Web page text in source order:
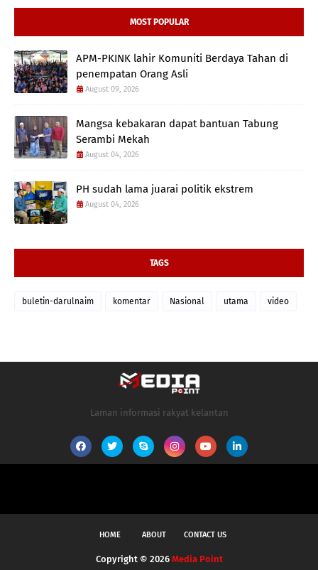
MOST POPULAR
APM-PKINK lahir Komuniti Berdaya Tahan di
penempatan Orang Asli
August 09, 2026
Mangsa kebakaran dapat bantuan Tabung
Serambi Mekah
August 04, 2026
PH sudah lama juarai politik ekstrem
August 04, 2026
TAGS
buletin-darulnaim komentar Nasional utama video
Laman informasi rakyat kelantan
HOME ABOUT CONTACT US
Copyright © 2026 Media Point